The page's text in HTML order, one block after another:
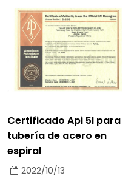
Certificado Api 5l para
tubería de acero en
espiral
2022/10/13